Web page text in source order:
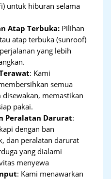
untuk hiburan selama
Atap Terbuka: Pilihan
atap terbuka (sunroof)
yang lebih
: Kami
semua
disewakan, memastikan
pakai.
Peralatan Darurat:
dengan ban
dan peralatan darurat
yang dialami
menyewa
: Kami menawarkan